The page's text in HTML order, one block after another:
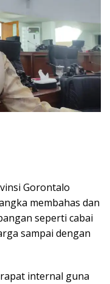
Gorontalo
membahas dan
seperti cabai
sampai dengan
internal guna